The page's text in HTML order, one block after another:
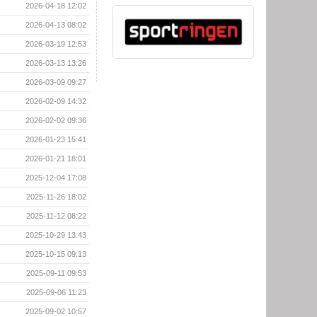
2026-04-18 12:02
2026-04-13 08:02
2026-03-19 12:53
2026-03-13 13:26
2026-03-09 09:27
2026-02-09 14:32
2026-02-02 09:36
2026-01-23 15:41
2026-01-21 18:01
2025-12-04 17:08
2025-11-26 18:02
2025-11-12 08:22
2025-10-29 13:43
2025-10-15 09:13
2025-09-11 09:53
2025-09-06 11:23
2025-09-02 10:57